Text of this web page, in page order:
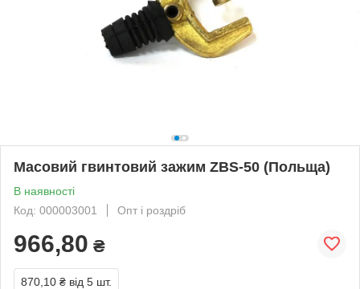
Масовий гвинтовий зажим ZBS-50 (Польща)
В наявності
Код: 000003001
Опт і роздріб
966,80 ₴
870,10 ₴ від 5 шт.